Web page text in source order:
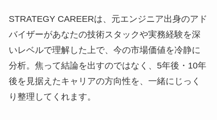
STRATEGY CAREERは、元エンジニア出身のアド
バイザーがあなたの技術スタックや実務経験を深
いレベルで理解した上で、今の市場価値を冷静に
分析。焦って結論を出すのではなく、5年後・10年
後を見据えたキャリアの方向性を、一緒にじっく
り整理してくれます。